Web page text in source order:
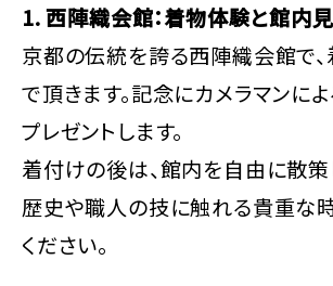
1. 西陣織会館：着物体験と館内
京都の伝統を誇る西陣織会館で
で頂きます。記念にカメラマンに
プレゼントします。
着付けの後は、館内を自由に散策
歴史や職人の技に触れる貴重な
ください。